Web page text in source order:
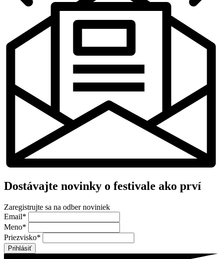
Dostávajte novinky o festivale ako prví
Zaregistrujte sa na odber noviniek
Email*
Meno*
Priezvisko*